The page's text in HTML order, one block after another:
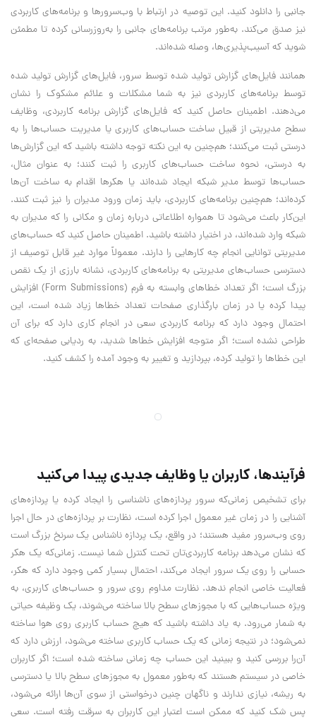
جانبی را دانلود کنید. این توصیه در ارتباط با وب‌سرورها و برنامه‌های کاربردی
نیز صدق می‌کند. به‌طور مرتب برنامه‌های جانبی را به‌روزرسانی کرده تا مطمئن
شوید که آسیب‌پذیری‌ها، وصله شده‌اند.
همانند فایل‌های گزارش تولید شده توسط سرور، فایل‌های گزارش تولید شده
توسط برنامه‌های کاربردی نیز به شما مشکلات و علائم مشکوک را نشان
می‌دهند. اطمینان حاصل کنید که فایل‌های گزارش برنامه کاربردی، وظایف
سطح مدیریتی از قبیل ساخت حساب‌های کاربری یا مدیریت حساب‌ها را به
درستی ثبت می‌کنند؛ هم‌چنین به این نکته توجه داشته باشید که این گزارش‌ها
به درستی، نحوه ساخت حساب‌های کاربری را ثبت کنند؛ به عنوان مثال،
حساب‌ها توسط مدیر شبکه ایجاد شده‌اند یا هکرها اقدام به ساخت آن‌ها
کرده‌اند؛ هم‌چنین برنامه‌های کاربردی، باید زمان ورود مدیران را نیز ثبت کنند.
این‌کار باعث می‌شود تا همواره اطلاعاتی درباره زمان و مکانی را که مدیران به
شبکه وارد شده‌اند، در اختیار داشته باشید. اطمینان حاصل کنید که حساب‌های
مدیریتی توانایی انجام چه کارهایی را دارند. معمولاً موارد غیر قابل توصیف از
دسترسی حساب‌های مدیریتی به برنامه‌های کاربردی، نشانه‌ بارزی از یک نقص‌
بزرگ است؛ اگر تعداد خطاهای وابسته به فرم (Form Submissions) افزایش
پیدا کرده یا در زمان بارگذاری صفحات تعداد خطاها زیاد شده است، این
احتمال وجود دارد که برنامه کاربردی سعی در انجام کاری دارد که برای آن
طراحی نشده است؛ اگر متوجه افزایش خطاها شدید، به ردیابی صفحه‌ای که
این خطاها را تولید کرده، بپردازید و تغییر به وجود آمده را کشف کنید.
فرآیندها، کاربران یا وظایف جدیدی پیدا می‌کنید
برای تشخیص زمانی‌که سرور پردازه‌های ناشناسی را ایجاد کرده یا پردازه‌های
آشنایی را در زمان غیر معمول اجرا کرده است، نظارت بر پردازه‌های در حال اجرا
روی وب‌سرور مفید‌ هستند؛ در واقع، یک پردازه ناشناس یک سرنخ بزرگ است
که نشان می‌دهد برنامه کاربردی‌تان تحت کنترل شما نیست. زمانی‌که یک هکر
حسابی را روی یک سرور ایجاد می‌کند، احتمال بسیار کمی وجود دارد که هکر،
فعالیت خاصی انجام ندهد. نظارت مداوم روی سرور و حساب‌های کاربری، به
ویژه حساب‌هایی که با مجوزهای سطح بالا ساخته می‌شوند، یک وظیفه حیاتی
به شمار می‌رود. به یاد داشته باشید که هیچ حساب کاربری روی هوا ساخته
نمی‌شود؛ در نتیجه زمانی که یک حساب کاربری ساخته می‌شود، ارزش دارد که
آن‌را بررسی کنید و ببینید این حساب چه زمانی ساخته شده است؛ اگر کاربران
خاصی در سیستم هستند که به‌طور معمول به مجوز‌های سطح بالا یا دسترسی
به ریشه، نیازی ندارند و ناگهان چنین درخواستی از سوی آن‌ها ارائه می‌شود،
پس شک کنید که ممکن است اعتبار این کاربران به سرقت رفته است. سعی